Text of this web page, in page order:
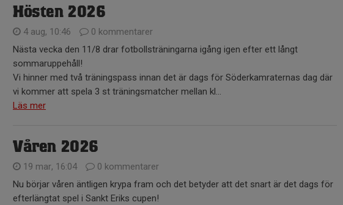
Hösten 2026
4 aug, 10:46
0 kommentarer
Nästa vecka den 11/8 drar fotbollsträningarna igång igen efter ett långt
sommaruppehåll!
Vi hinner med två träningspass innan det är dags för Söderkamraternas dag där
vi kommer att spela 3 st träningsmatcher mellan kl...
Läs mer
Våren 2026
19 mar, 16:04
0 kommentarer
Nu börjar våren äntligen krypa fram och det betyder att det snart är det dags för
efterlängtat spel i Sankt Eriks cupen!